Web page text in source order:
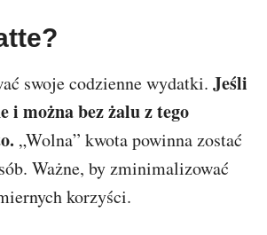
swoje codzienne wydatki. Jeśli
i można bez żalu z tego
„Wolna” kwota powinna zostać
Ważne, by zminimalizować
korzyści.